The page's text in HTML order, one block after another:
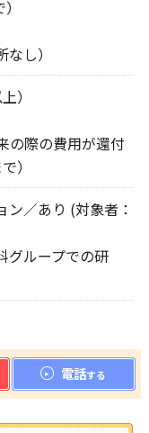
し）
）
の際の費用が還付
）
／あり (対象者：
グループでの研
電話する